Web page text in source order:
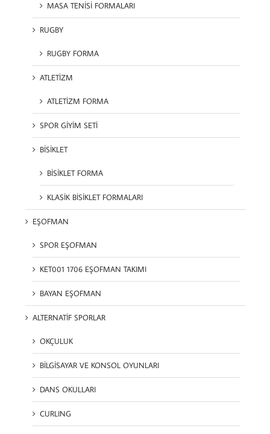
MASA TENİSİ FORMALARI
RUGBY
RUGBY FORMA
ATLETİZM
ATLETİZM FORMA
SPOR GİYİM SETİ
BİSİKLET
BİSİKLET FORMA
KLASİK BİSİKLET FORMALARI
EŞOFMAN
SPOR EŞOFMAN
KET001 1706 EŞOFMAN TAKIMI
BAYAN EŞOFMAN
ALTERNATİF SPORLAR
OKÇULUK
BİLGİSAYAR VE KONSOL OYUNLARI
DANS OKULLARI
CURLING